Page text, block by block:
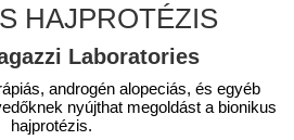
HAJPROTÉZIS
Laboratories
androgén alopeciás, és egyéb
nyújthat megoldást a bionikus
hajprotézis.